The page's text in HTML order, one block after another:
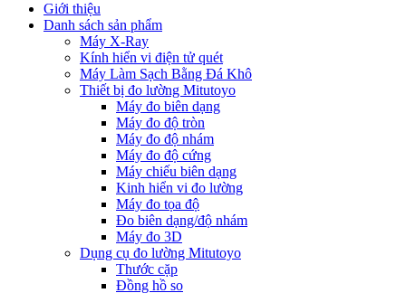
Giới thiệu
Danh sách sản phẩm
Máy X-Ray
Kính hiển vi điện tử quét
Máy Làm Sạch Bằng Đá Khô
Thiết bị đo lường Mitutoyo
Máy đo biên dạng
Máy đo độ tròn
Máy đo độ nhám
Máy đo độ cứng
Máy chiếu biên dạng
Kinh hiển vi đo lường
Máy đo tọa độ
Đo biên dạng/độ nhám
Máy đo 3D
Dụng cụ đo lường Mitutoyo
Thước cặp
Đồng hồ so